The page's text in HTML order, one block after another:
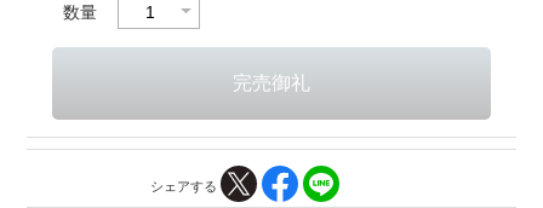
数量
シェアする